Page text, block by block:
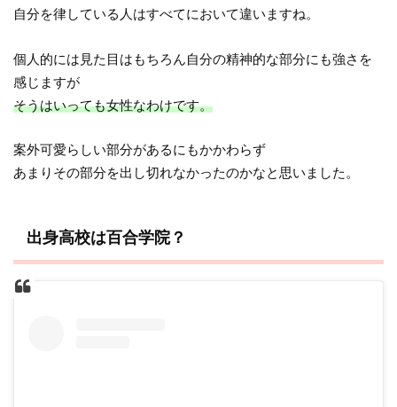
自分を律している人はすべてにおいて違いますね。
個人的には見た目はもちろん自分の精神的な部分にも強さを
感じますが
そうはいっても女性なわけです。
案外可愛らしい部分があるにもかかわらず
あまりその部分を出し切れなかったのかなと思いました。
出身高校は百合学院？